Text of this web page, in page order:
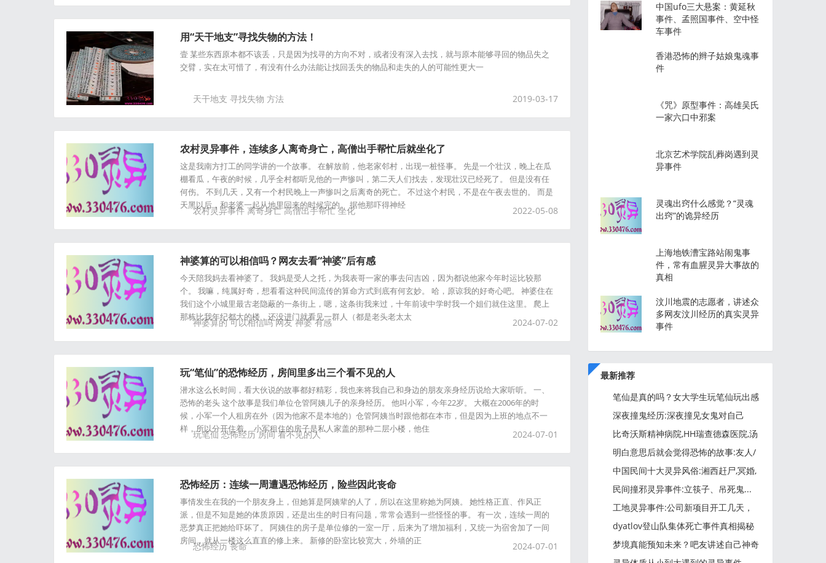
用“天干地支”寻找失物的方法！
壹 某些东西原本都不该丢，只是因为找寻的方向不对，或者没有深入去找，就与原本能够寻回的物品失之
交臂，实在太可惜了，有没有什么办法能让找回丢失的物品和走失的人的可能性更大一
天干地支 寻找失物 方法 2019-03-17
农村灵异事件，连续多人离奇身亡，高僧出手帮忙后就坐化了
这是我南方打工的同学讲的一个故事。 在解放前，他老家邻村，出现一桩怪事。 先是一个壮汉，晚上在瓜
棚看瓜，午夜的时候，几乎全村都听见他的一声惨叫，第二天人们找去，发现壮汉已经死了。 但是没有任
何伤。 不到几天，又有一个村民晚上一声惨叫之后离奇的死亡。 不过这个村民，不是在午夜去世的。 而是
天黑以后，和老婆一起从地里回来的时候完的。 据他那吓得神经
农村灵异事件 离奇身亡 高僧出手帮忙 坐化 2022-05-08
神婆算的可以相信吗？网友去看“神婆”后有感
今天陪我妈去看神婆了。 我妈是受人之托，为我表哥一家的事去问吉凶，因为都说他家今年时运比较那
个。 我嘛，纯属好奇，想看看这种民间流传的算命方式到底有何玄妙。 哈，原谅我的好奇心吧。 神婆住在
我们这个小城里最古老隐蔽的一条街上，嗯，这条街我来过，十年前读中学时我一个姐们就住这里。 爬上
那栋比我年纪都大的楼，还没进门就看见一群人（都是老头老太太
神婆算的 可以相信吗 网友 神婆 有感 2024-07-02
玩“笔仙”的恐怖经历，房间里多出三个看不见的人
潜水这么长时间，看大伙说的故事都好精彩，我也来将我自己和身边的朋友亲身经历说给大家听听。 一、
恐怖的老头 这个故事是我们单位仓管阿姨儿子的亲身经历。 他叫小军，今年22岁。 大概在2006年的时
候，小军一个人租房在外（因为他家不是本地的）仓管阿姨当时跟他都在本市，但是因为上班的地点不一
样，所以分开住着。 小军租住的房子是私人家盖的那种二层小楼，他住
玩笔仙 恐怖经历 房间 看不见的人 2024-07-01
恐怖经历：连续一周遭遇恐怖经历，险些因此丧命
事情发生在我的一个朋友身上，但她算是阿姨辈的人了，所以在这里称她为阿姨。 她性格正直、作风正
派，但是不知是她的体质原因，还是出生的时日有问题，常常会遇到一些怪怪的事。 有一次，连续一周的
恶梦真正把她给吓坏了。 阿姨住的房子是单位修的一室一厅，后来为了增加福利，又统一为宿舍加了一间
房间，就从一楼这么直直的修上来。 新修的卧室比较宽大，外墙的正
恐怖经历 丧命 2024-07-01
中国ufo三大悬案：黄延秋
事件、孟照国事件、空中怪
车事件
香港恐怖的辫子姑娘鬼魂事
件
《咒》原型事件：高雄吴氏
一家六口中邪案
北京艺术学院乱葬岗遇到灵
异事件
灵魂出窍什么感觉？“灵魂
出窍”的诡异经历
上海地铁漕宝路站闹鬼事
件，常有血腥灵异大事故的
真相
汶川地震的志愿者，讲述众
多网友汶川经历的真实灵异
事件
最新推荐
笔仙是真的吗？女大学生玩笔仙玩出感
情，差点被“带走”！
深夜撞鬼经历:深夜撞见女鬼对自己
笑....
比奇沃斯精神病院,HH瑞查德森医院,汤
顿州立医院,哈德伍德精神
明白意思后就会觉得恐怖的故事:友人/
我认为鬼是真正存在的/探
中国民间十大灵异风俗:湘西赶尸,冥婚,
悬棺葬,放蛊,落花洞女,圣
民间撞邪灵异事件:立筷子、吊死鬼...
工地灵异事件:公司新项目开工几天，
挖断了一个棺材....
dyatlov登山队集体死亡事件真相揭秘
梦境真能预知未来？吧友讲述自己神奇